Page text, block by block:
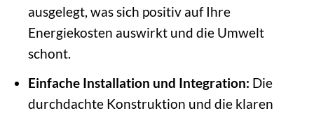
ausgelegt, was sich positiv auf Ihre
Energiekosten auswirkt und die Umwelt
schont.
Einfache Installation und Integration: Die
durchdachte Konstruktion und die klaren